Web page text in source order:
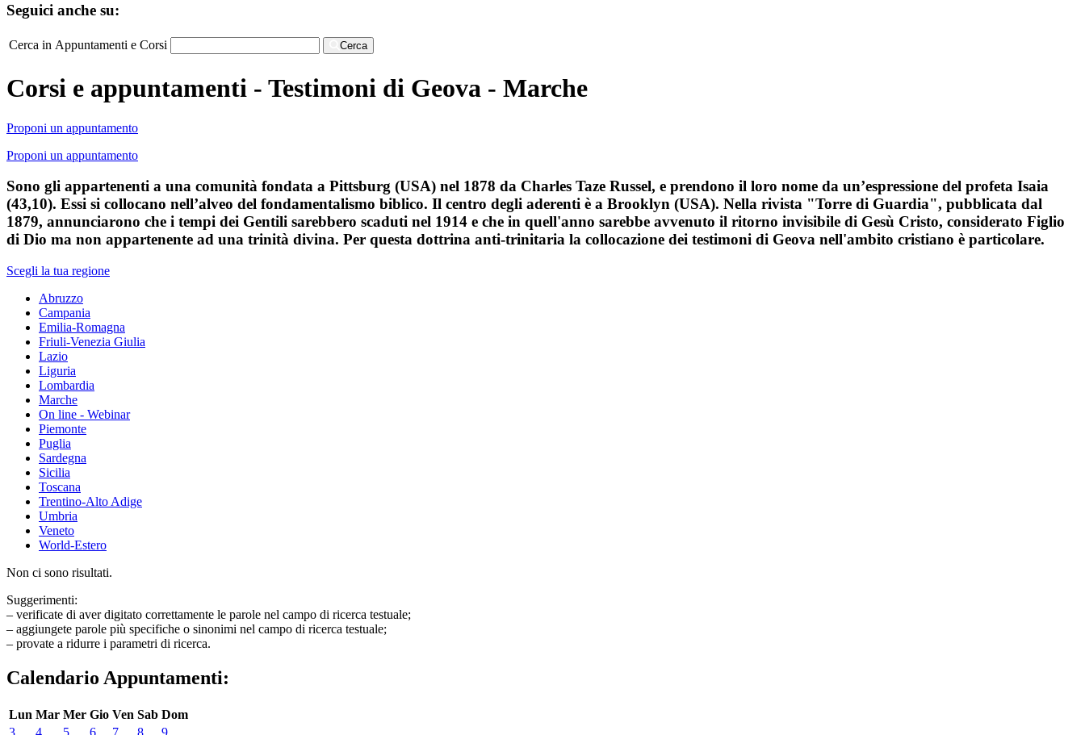
Seguici anche su:
Cerca in Appuntamenti e Corsi Cerca
Corsi e appuntamenti - Testimoni di Geova - Marche
Proponi un appuntamento
Proponi un appuntamento
Sono gli appartenenti a una comunità fondata a Pittsburg (USA) nel 1878 da Charles Taze Russel, e prendono il loro nome da un’espressione del profeta Isaia
(43,10). Essi si collocano nell’alveo del fondamentalismo biblico. Il centro degli aderenti è a Brooklyn (USA). Nella rivista "Torre di Guardia", pubblicata dal
1879, annunciarono che i tempi dei Gentili sarebbero scaduti nel 1914 e che in quell'anno sarebbe avvenuto il ritorno invisibile di Gesù Cristo, considerato Figlio
di Dio ma non appartenente ad una trinità divina. Per questa dottrina anti-trinitaria la collocazione dei testimoni di Geova nell'ambito cristiano è particolare.
Scegli la tua regione
Abruzzo
Campania
Emilia-Romagna
Friuli-Venezia Giulia
Lazio
Liguria
Lombardia
Marche
On line - Webinar
Piemonte
Puglia
Sardegna
Sicilia
Toscana
Trentino-Alto Adige
Umbria
Veneto
World-Estero
Non ci sono risultati.
Suggerimenti:
– verificate di aver digitato correttamente le parole nel campo di ricerca testuale;
– aggiungete parole più specifiche o sinonimi nel campo di ricerca testuale;
– provate a ridurre i parametri di ricerca.
Calendario Appuntamenti:
Lun Mar Mer Gio Ven Sab Dom
3
4 5 6 7 8 9